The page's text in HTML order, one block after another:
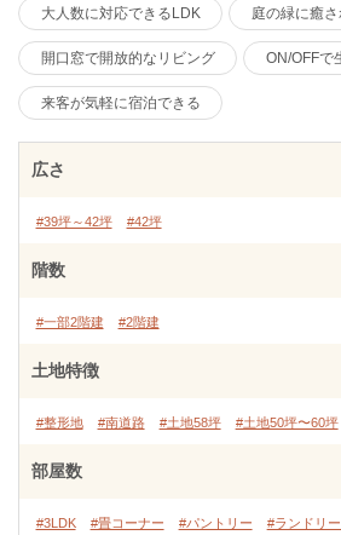
大人数に対応できるLDK 庭の緑に癒
開口窓で開放的なリビング ON/OFFで
来客が気軽に宿泊できる
広さ
#39坪～42坪 #42坪
階数
#一部2階建 #2階建
土地特徴
#整形地 #南道路 #土地58坪 #土地50坪〜60坪
部屋数
#3LDK #畳コーナー #パントリー
#ランドリ